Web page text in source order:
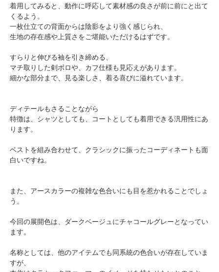
着用してみると、動作に呼応して素材感の良さが前に前にと出て
くるよう。
一枚仕立ての背面からは陰影をより強く感じられ、
生地の存在感や上質さをご堪能いただけるはずです。
すらりと伸びる袖を引き締める、
マチ取りした剣ボロや、カフ仕様も見応えがあります。
細かな部分まで、見る楽しさ、着る喜びに溢れています。
ディテールもさることながら
特徴は、シャツとしても、コートとしても着用できる汎用性にあ
ります。
ベストを組み合わせて、クラシックに振ったコーディネートも面
白いですね。
また、アースカラーの複雑な色合いにも目を惹かれることでしょ
う。
今回の展開色は、ダークベージュにチャコールグレーとなってい
ます。
名称としては、他のアイテムでも同系統の色合いが存在していま
すが、